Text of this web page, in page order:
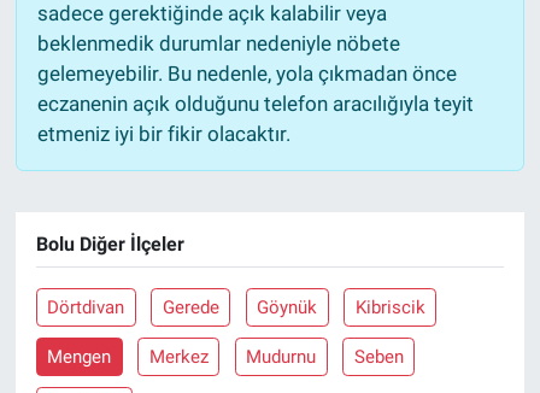
sadece gerektiğinde açık kalabilir veya
beklenmedik durumlar nedeniyle nöbete
gelemeyebilir. Bu nedenle, yola çıkmadan önce
eczanenin açık olduğunu telefon aracılığıyla teyit
etmeniz iyi bir fikir olacaktır.
Bolu Diğer İlçeler
Dörtdivan Gerede Göynük Kibriscik
Mengen Merkez Mudurnu Seben